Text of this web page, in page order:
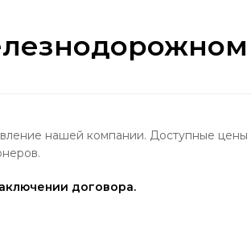
нашей компании. Доступные
договора.